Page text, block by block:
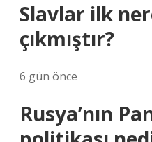
Slavlar ilk
çıkmıştır?
6 gün önce
Rusya’nın